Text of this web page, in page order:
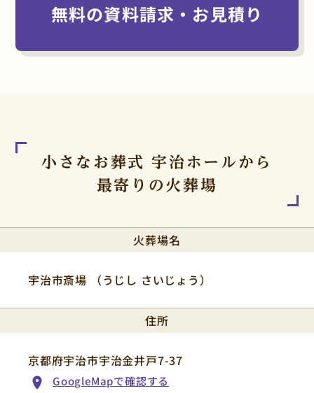
無料の資料請求・お見積り
小さなお葬式 宇治ホールから
最寄りの火葬場
火葬場名
宇治市斎場 （うじし さいじょう）
住所
京都府宇治市宇治金井戸7-37
GoogleMapで確認する